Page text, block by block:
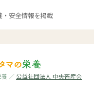
安全情報を掲載
／公益社団法人 中央畜産会